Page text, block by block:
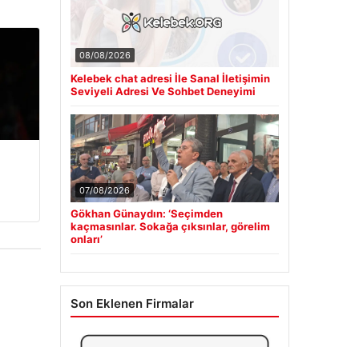
08/08/2026
Kelebek chat adresi İle Sanal İletişimin
Seviyeli Adresi Ve Sohbet Deneyimi
07/08/2026
Gökhan Günaydın: ‘Seçimden
kaçmasınlar. Sokağa çıksınlar, görelim
onları’
Son Eklenen Firmalar